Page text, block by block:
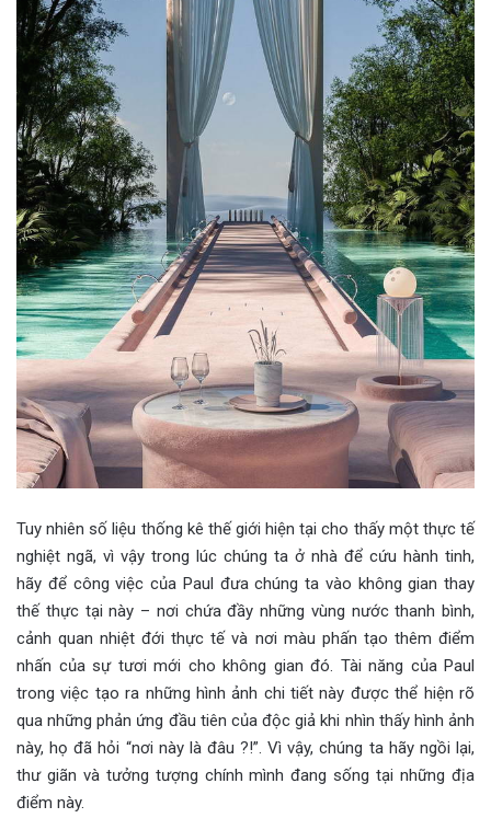
Tuy nhiên số liệu thống kê thế giới hiện tại cho thấy một thực tế
nghiệt ngã, vì vậy trong lúc chúng ta ở nhà để cứu hành tinh,
hãy để công việc của Paul đưa chúng ta vào không gian thay
thế thực tại này – nơi chứa đầy những vùng nước thanh bình,
cảnh quan nhiệt đới thực tế và nơi màu phấn tạo thêm điểm
nhấn của sự tươi mới cho không gian đó. Tài năng của Paul
trong việc tạo ra những hình ảnh chi tiết này được thể hiện rõ
qua những phản ứng đầu tiên của độc giả khi nhìn thấy hình ảnh
này, họ đã hỏi “nơi này là đâu ?!”. Vì vậy, chúng ta hãy ngồi lại,
thư giãn và tưởng tượng chính mình đang sống tại những địa
điểm này.